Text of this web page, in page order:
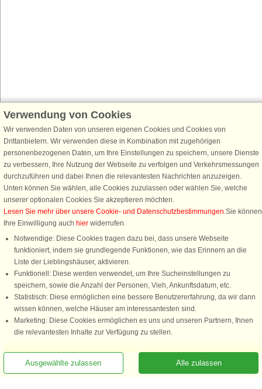
Verwendung von Cookies
Wir verwenden Daten von unseren eigenen Cookies und Cookies von
Drittanbietern. Wir verwenden diese in Kombination mit zugehörigen
personenbezogenen Daten, um Ihre Einstellungen zu speichern, unsere Dienste
zu verbessern, Ihre Nutzung der Webseite zu verfolgen und Verkehrsmessungen
durchzuführen und dabei Ihnen die relevantesten Nachrichten anzuzeigen.
Unten können Sie wählen, alle Cookies zuzulassen oder wählen Sie, welche
unserer optionalen Cookies Sie akzeptieren möchten.
Lesen Sie mehr über unsere Cookie- und Datenschutzbestimmungen.Sie können
Ihre Einwilligung auch hier widerrufen.
Notwendige: Diese Cookies tragen dazu bei, dass unsere Webseite
funktioniert, indem sie grundlegende Funktionen, wie das Erinnern an die
Liste der Lieblingshäuser, aktivieren.
Funktionell: Diese werden verwendet, um Ihre Sucheinstellungen zu
speichern, sowie die Anzahl der Personen, Vieh, Ankunftsdatum, etc.
Statistisch: Diese ermöglichen eine bessere Benutzererfahrung, da wir dann
wissen können, welche Häuser am interessantesten sind.
Marketing: Diese Cookies ermöglichen es uns und unseren Partnern, Ihnen
die relevantesten Inhalte zur Verfügung zu stellen.
Alle zulassen
Ausgewählte zulassen